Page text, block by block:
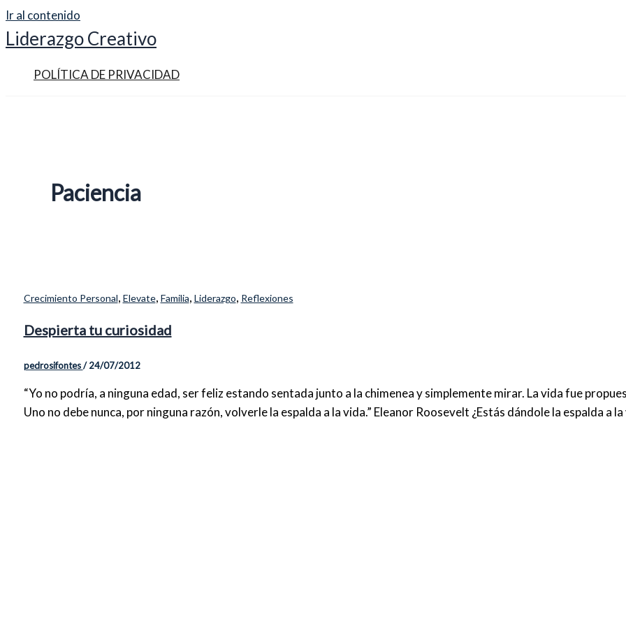
Ir al contenido
Liderazgo Creativo
POLÍTICA DE PRIVACIDAD
Paciencia
Crecimiento Personal, Elevate, Familia, Liderazgo, Reflexiones
Despierta tu curiosidad
pedrosifontes/24/07/2012
“Yo no podría, a ninguna edad, ser feliz estando sentada junto a la chimenea y simplemente mirar. La vida fue
Uno no debe nunca, por ninguna razón, volverle la espalda a la vida.” Eleanor Roosevelt ¿Estás dándole la espalda a